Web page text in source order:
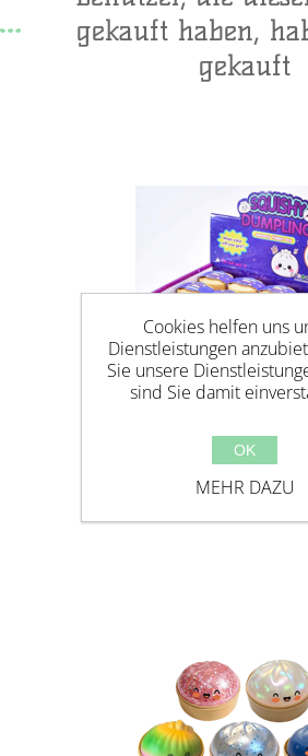
gekauft haben,
gekauft
MALTOSE GLITTER
5,5CM
Cookies helfen uns
Dienstleistungen
Sie unsere
sind Sie damit
OK
MEHR DAZU